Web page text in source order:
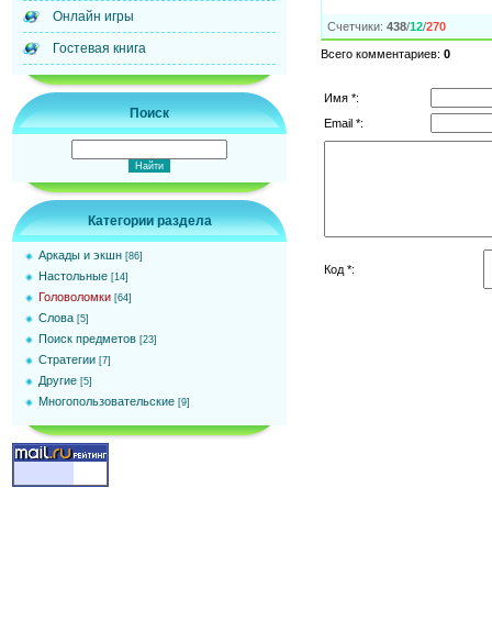
Онлайн игры
Гостевая книга
Поиск
Категории раздела
Аркады и экшн [86]
Настольные [14]
Головоломки [64]
Слова [5]
Поиск предметов [23]
Стратегии [7]
Другие [5]
Многопользовательские [9]
Счетчики: 438/12/270
Всего комментариев: 0
Имя *:
Email *:
Код *: